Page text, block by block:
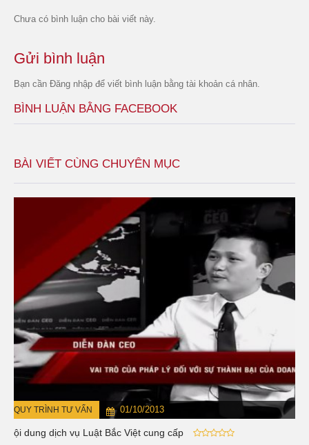
Chưa có bình luận cho bài viết này.
Gửi bình luận
Bạn cần Đăng nhập để viết bình luận bằng tài khoản cá nhân.
BÌNH LUẬN BẰNG FACEBOOK
BÀI VIẾT CÙNG CHUYÊN MỤC
QUY TRÌNH TƯ VẤN 01/10/2013
Nội dung dịch vụ Luật Bắc Việt cung cấp